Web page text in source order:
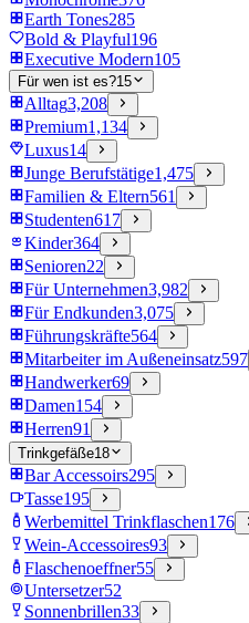
Earth Tones285
Bold & Playful196
Executive Modern105
Für wen ist es?15
Alltag3,208
Premium1,134
Luxus14
Junge Berufstätige1,475
Familien & Eltern561
Studenten617
Kinder364
Senioren22
Für Unternehmen3,982
Für Endkunden3,075
Führungskräfte564
Mitarbeiter im Außeneinsatz597
Handwerker69
Damen154
Herren91
Trinkgefäße18
Bar Accessoirs295
Tasse195
Werbemittel Trinkflaschen176
Wein-Accessoires93
Flaschenoeffner55
Untersetzer52
Sonnenbrillen33